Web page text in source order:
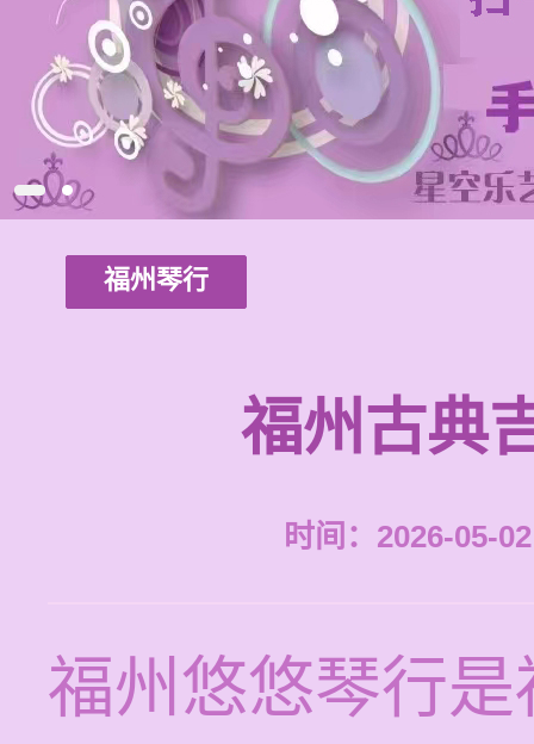
福州琴行
福州古典
时间：2026-05-
福州悠悠琴行